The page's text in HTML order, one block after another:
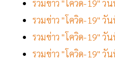
รวมข่าว "โควิด-19" วั
รวมข่าว "โควิด-19" วั
รวมข่าว "โควิด-19" วั
รวมข่าว "โควิด-19" วั